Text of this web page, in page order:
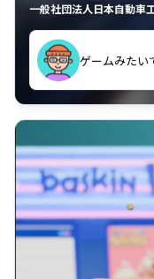
一般社団法人日本自動車
ゲームみたい
久々のモータ